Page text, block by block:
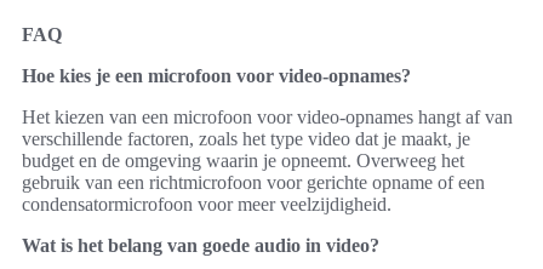
FAQ
Hoe kies je een microfoon voor video-opnames?
Het kiezen van een microfoon voor video-opnames hangt af van
verschillende factoren, zoals het type video dat je maakt, je
budget en de omgeving waarin je opneemt. Overweeg het
gebruik van een richtmicrofoon voor gerichte opname of een
condensatormicrofoon voor meer veelzijdigheid.
Wat is het belang van goede audio in video?